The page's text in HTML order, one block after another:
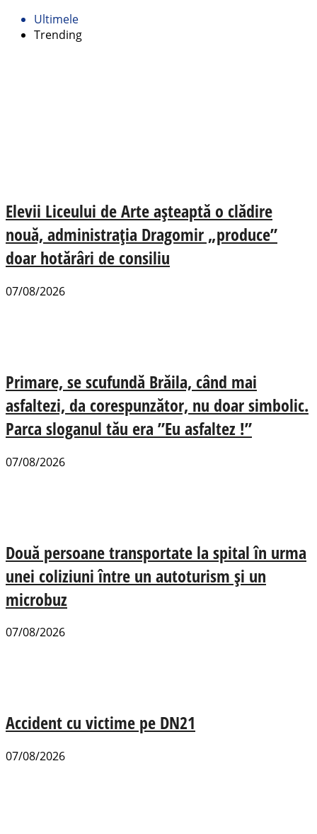
Ultimele
Trending
Elevii Liceului de Arte așteaptă o clădire
nouă, administrația Dragomir „produce”
doar hotărâri de consiliu
07/08/2026
Primare, se scufundă Brăila, când mai
asfaltezi, da corespunzător, nu doar simbolic.
Parca sloganul tău era ”Eu asfaltez !”
07/08/2026
Două persoane transportate la spital în urma
unei coliziuni între un autoturism și un
microbuz
07/08/2026
Accident cu victime pe DN21
07/08/2026